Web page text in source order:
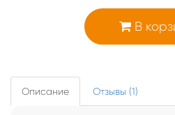
В
Описание Отзывы (1)